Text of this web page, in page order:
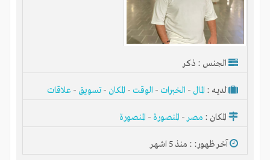
الجنس : ذكر
لديـه : المال - الخبرات - الوقت - المكان -تسويق - علاقات
المكان : مصر- المنصورة - المنصورة
آخر ظهور: : منذ 5 اشهر